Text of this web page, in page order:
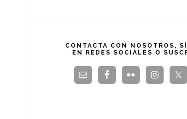
CONTACTA CON NOSOTROS,
EN REDES SOCIALES O